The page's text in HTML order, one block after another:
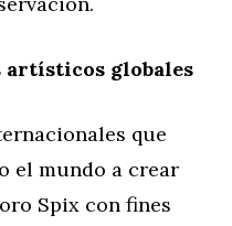
globales
que
el mundo a crear
Spix con fines